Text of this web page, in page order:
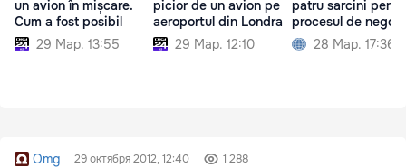
un avion în mișcare.
Cum a fost posibil
29 Мар. 13:55
picior de un avion pe
aeroportul din Londra
29 Мар. 12:10
patru sarcini
procesul de
28 Мар. 17:36
Omg 29 октября 2012, 12:40 1 288